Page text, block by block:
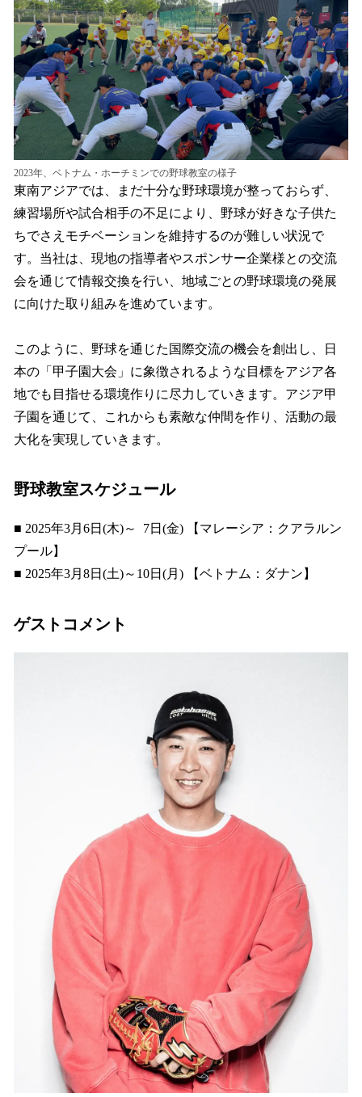
2023年、ベトナム・ホーチミンでの野球教室の様子
東南アジアでは、まだ十分な野球環境が整っておらず、
練習場所や試合相手の不足により、野球が好きな子供た
ちでさえモチベーションを維持するのが難しい状況で
す。当社は、現地の指導者やスポンサー企業様との交流
会を通じて情報交換を行い、地域ごとの野球環境の発展
に向けた取り組みを進めています。
このように、野球を通じた国際交流の機会を創出し、日
本の「甲子園大会」に象徴されるような目標をアジア各
地でも目指せる環境作りに尽力していきます。アジア甲
子園を通じて、これからも素敵な仲間を作り、活動の最
大化を実現していきます。
野球教室スケジュール
■ 2025年3月6日(木)～ 7日(金) 【マレーシア：クアラルン
プール】
■ 2025年3月8日(土)～10日(月) 【ベトナム：ダナン】
ゲストコメント